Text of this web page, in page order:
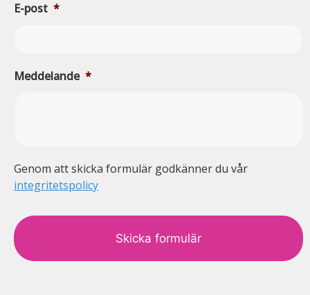
E-post *
Meddelande *
Genom att skicka formulär godkänner du vår
integritetspolicy
a
p
t